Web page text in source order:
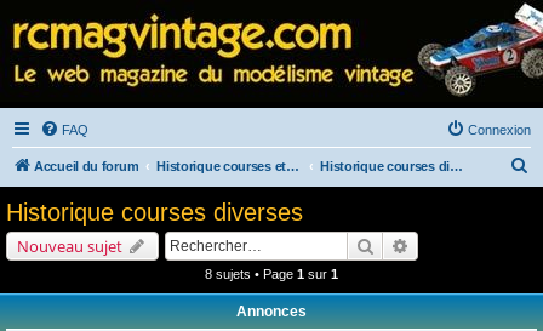
FAQ Connexion
Accueil du forum Historique courses et salons Historique courses diverses
Historique courses diverses
Nouveau sujet Rechercher
8 sujets • Page 1 sur 1
Annonces